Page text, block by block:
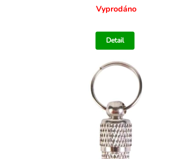
Vyprodáno
Detail